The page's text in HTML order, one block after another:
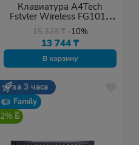
Клавиатура A4Tech
Fstyler Wireless FG1010
голубой + мышь
15 328₸ -10%
13 744₸
В корзину
за 3 часа
Family
2%